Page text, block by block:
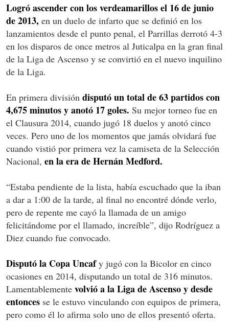
Logró ascender con los verdeamarillos el 16 de junio
de 2013, en un duelo de infarto que se definió en los
lanzamientos desde el punto penal, el Parrillas derrotó 4-3
en los disparos de once metros al Juticalpa en la gran final
de la Liga de Ascenso y se convirtió en el nuevo inquilino
de la Liga.
En primera división disputó un total de 63 partidos con
4,675 minutos y anotó 17 goles. Su mejor torneo fue en
el Clausura 2014, cuando jugó 18 duelos y anotó cinco
veces. Pero uno de los momentos que jamás olvidará fue
cuando vistió por primera vez la camiseta de la Selección
Nacional, en la era de Hernán Medford.
“Estaba pendiente de la lista, había escuchado que la iban
a dar a 1:00 de la tarde, al final no encontré dónde verlo,
pero de repente me cayó la llamada de un amigo
felicitándome por el llamado, increíble”, dijo Rodríguez a
Diez cuando fue convocado.
Disputó la Copa Uncafy jugó con la Bicolor en cinco
ocasiones en 2014, disputando un total de 316 minutos.
Lamentablemente volvió a la Liga de Ascenso y desde
entonces se le estuvo vinculando con equipos de primera,
pero como él lo afirma solo uno de ellos presentó oferta.